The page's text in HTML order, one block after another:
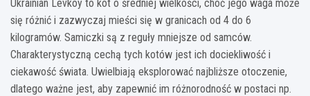
Ukrainian Levkoy to kot o średniej wielkości, choć jego waga może
się różnić i zazwyczaj mieści się w granicach od 4 do 6
kilogramów. Samiczki są z reguły mniejsze od samców.
Charakterystyczną cechą tych kotów jest ich dociekliwość i
ciekawość świata. Uwielbiają eksplorować najbliższe otoczenie,
dlatego ważne jest, aby zapewnić im różnorodność w postaci np.